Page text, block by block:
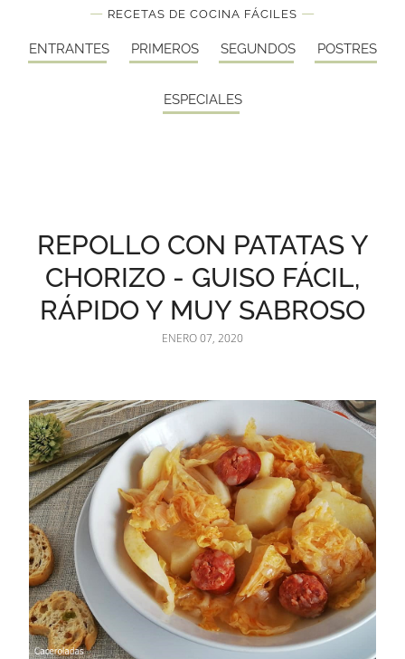
— RECETAS DE COCINA FÁCILES —
ENTRANTES PRIMEROS SEGUNDOS POSTRES
ESPECIALES
REPOLLO CON PATATAS Y
CHORIZO - GUISO FÁCIL,
RÁPIDO Y MUY SABROSO
ENERO 07, 2020